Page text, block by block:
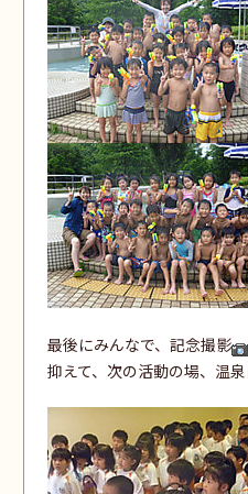
最後にみんなで、記念撮影
抑えて、次の活動の場、温